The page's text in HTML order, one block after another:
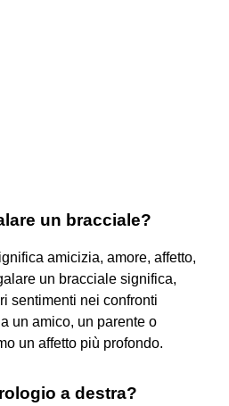
un bracciale?
amicizia, amore, affetto,
un bracciale significa,
sentimenti nei confronti
un amico, un parente o
un affetto più profondo.
a destra?